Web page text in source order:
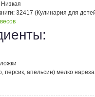
Низкая
32417 (Кулинария для
персик, апельсин) мелко